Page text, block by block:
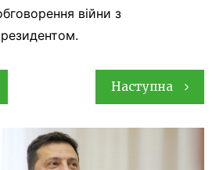
війни з
Наступна